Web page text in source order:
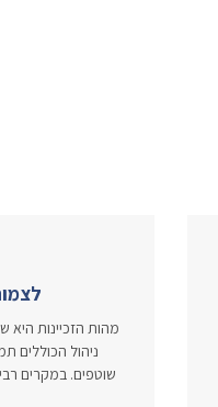
מהות הזכיינות היא
ניהול הכוללים
שוטפים. במקרים